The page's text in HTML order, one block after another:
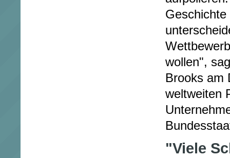
wollen",
Brooks am
weltweiten
"Viele